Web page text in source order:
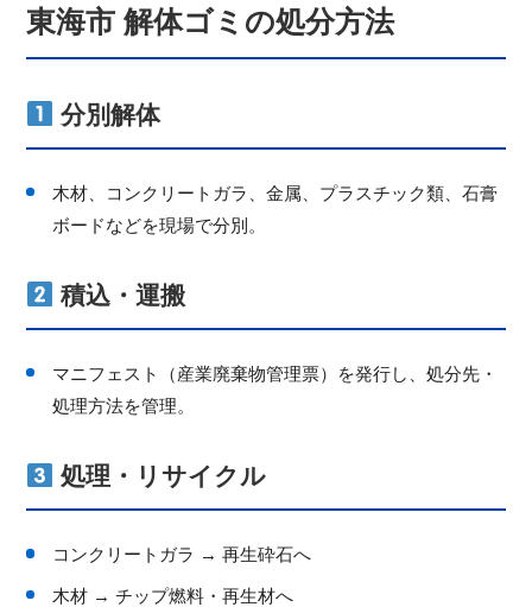
東海市 解体ゴミの処分方法
分別解体
木材、コンクリートガラ、金属、プラスチック類、石膏
ボードなどを現場で分別。
積込・運搬
マニフェスト（産業廃棄物管理票）を発行し、処分先・
処理方法を管理。
処理・リサイクル
コンクリートガラ → 再生砕石へ
木材 → チップ燃料・再生材へ